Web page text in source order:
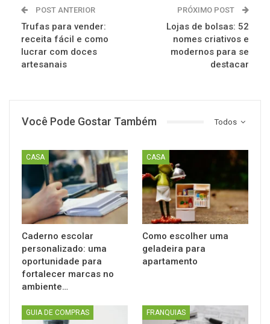
POST ANTERIOR
Trufas para vender:
receita fácil e como
lucrar com doces
artesanais
PRÓXIMO POST
Lojas de bolsas: 52
nomes criativos e
modernos para se
destacar
Todos
Você Pode Gostar Também
CASA
Caderno escolar
personalizado: uma
oportunidade para
fortalecer marcas no
ambiente…
CASA
Como escolher uma
geladeira para
apartamento
GUIA DE COMPRAS FRANQUIAS